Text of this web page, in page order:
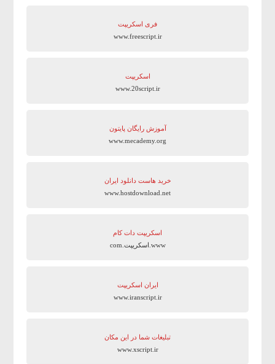
فری اسکریپت
www.freescript.ir
اسکریپت
www.20script.ir
آموزش رایگان پایتون
www.mecademy.org
خرید هاست دانلود ایران
www.hostdownload.net
اسکریپت دات کام
www.اسکریپت.com
ایران اسکریپت
www.iranscript.ir
تبلیغات شما در این مکان
www.xscript.ir